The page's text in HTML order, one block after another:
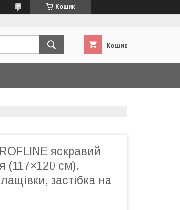
Кошик
Кошик
яскравий
(117×120 см).
застібка на